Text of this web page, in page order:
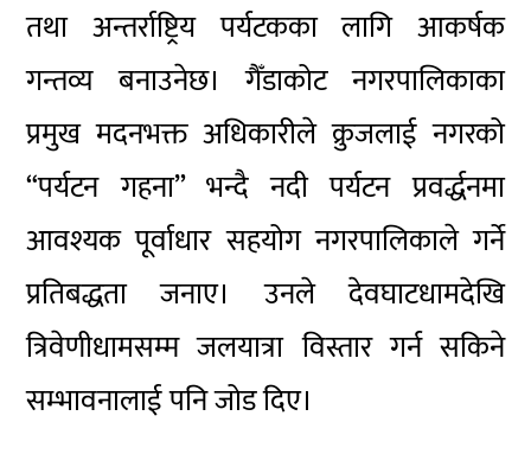
तथा अन्तर्राष्ट्रिय पर्यटकका लागि आकर्षक
गन्तव्य बनाउनेछ। गैँडाकोट नगरपालिकाका
प्रमुख मदनभक्त अधिकारीले क्रुजलाई नगरको
“पर्यटन गहना” भन्दै नदी पर्यटन प्रवर्द्धनमा
आवश्यक पूर्वाधार सहयोग नगरपालिकाले गर्ने
प्रतिबद्धता जनाए। उनले देवघाटधामदेखि
त्रिवेणीधामसम्म जलयात्रा विस्तार गर्न सकिने
सम्भावनालाई पनि जोड दिए।